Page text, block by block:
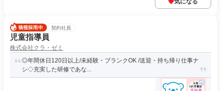
気になる
契約社員
児童指導員
株式会社クラ・ゼミ
◎年間休日120日以上/未経験・ブランクOK /送迎・持ち帰り仕事ナ
シ◇充実した研修であな...